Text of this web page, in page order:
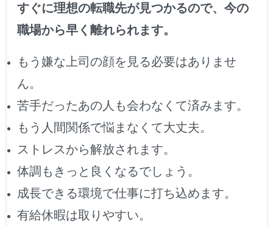
すぐに理想の転職先が見つかるので、今の
職場から早く離れられます。
もう嫌な上司の顔を見る必要はありませ
ん。
苦手だったあの人も会わなくて済みます。
もう人間関係で悩まなくて大丈夫。
ストレスから解放されます。
体調もきっと良くなるでしょう。
成長できる環境で仕事に打ち込めます。
有給休暇は取りやすい。